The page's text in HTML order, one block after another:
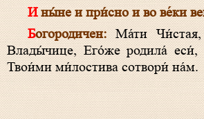
И ны́не и при́сно и во ве́ки
Богородичен: Ма́ти Чи́стая,
Влады́чице, Его́же родила́ еси́,
Твои́ми ми́лостива сотвори́ на́м.